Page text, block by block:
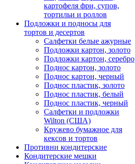
картофеля фри, супов,
тортильи и роллов
Подложки и подносы для
тортов и десертов
Салфетки белые ажурные
Подложки картон, золото
Подложки картон, серебро
Поднос картон, золото
Поднос картон, черный
Поднос пластик, золото
Поднос пластик, белый
Поднос пластик, черный
Салфетки и подложки
Wilton (США)
Кружево бумажное для
кексов и тортов
Противни кондитерские
Кондитерские мешки